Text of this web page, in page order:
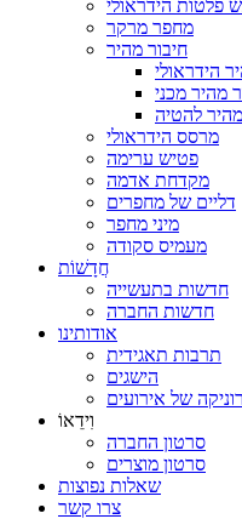
פלטות הידראולי
מחפר מרקר
חיבור מהיר
הידראולי
מהיר מכני
להטיה
מרסס הידראולי
פטיש ערימה
מקדחת אדמה
דליים של מחפרים
מיני מחפר
מעמיס סקודה
חֲדָשׁוֹת
חדשות בתעשייה
חדשות החברה
אודותינו
תרבות תאגידית
הישגים
של אירועים
וִידֵאוֹ
סרטון החברה
סרטון מוצרים
שאלות נפוצות
צרו קשר